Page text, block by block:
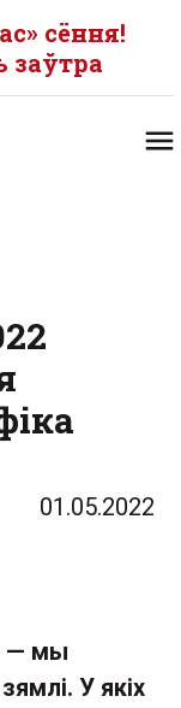
сёння!
заўтра
01.05.2022
— мы
У якіх